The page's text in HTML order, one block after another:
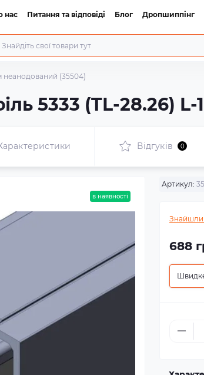
нас Питання та відповіді Блог Дропшиппінг
неанодований (35504)
5333 (TL-28.26)
Відгуків 0
в наявності
Артикул:
688